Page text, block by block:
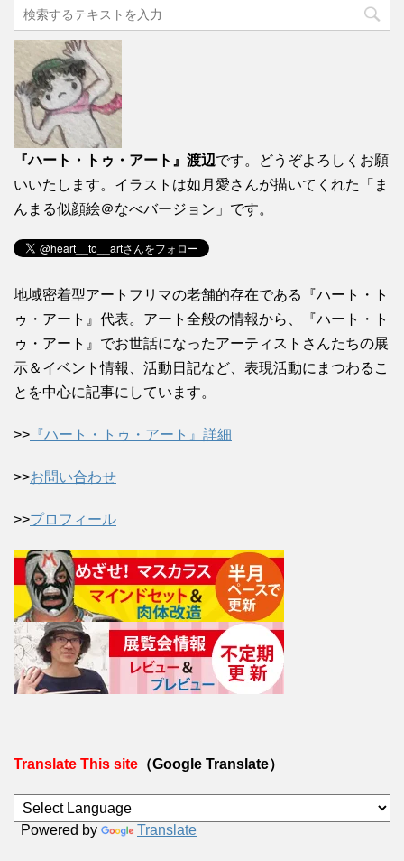
『ハート・トゥ・アート』渡辺です。どうぞよろしくお願
いいたします。イラストは如月愛さんが描いてくれた「ま
んまる似顔絵＠なべバージョン」です。
地域密着型アートフリマの老舗的存在である『ハート・ト
ゥ・アート』代表。アート全般の情報から、『ハート・ト
ゥ・アート』でお世話になったアーティストさんたちの展
示＆イベント情報、活動日記など、表現活動にまつわるこ
とを中心に記事にしています。
>> 『ハート・トゥ・アート』詳細
>>お問い合わせ
>>プロフィール
Translate This site （Google Translate）
Powered by Translate